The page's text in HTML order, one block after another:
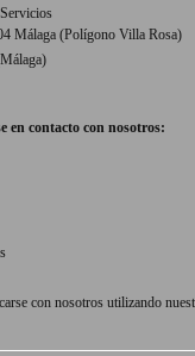
Málaga (Polígono Villa Rosa)
en contacto con nosotros:
con nosotros utilizando